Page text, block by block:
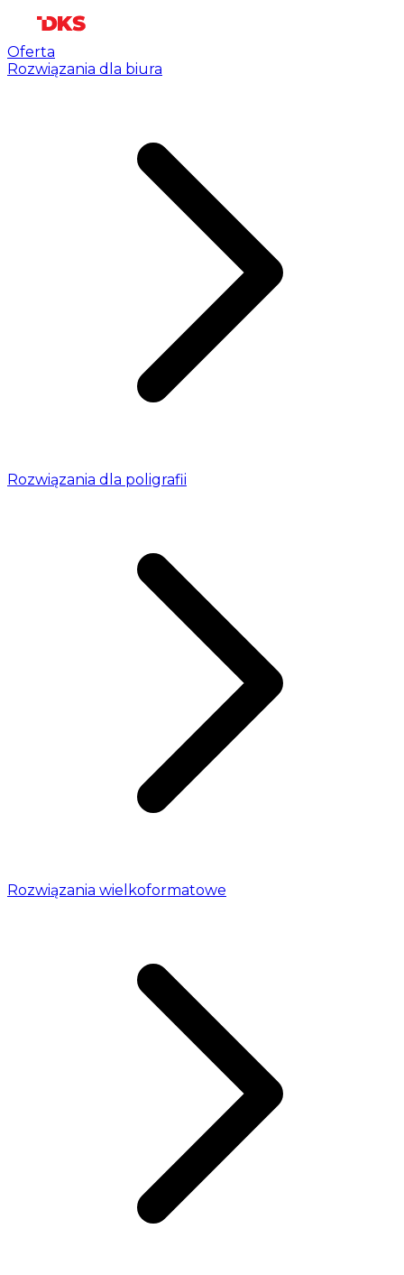
Oferta
Rozwiązania dla biura
Rozwiązania dla poligrafii
Rozwiązania wielkoformatowe